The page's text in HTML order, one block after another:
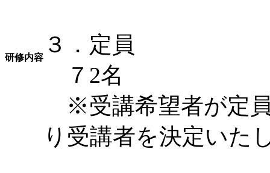
研修内容
３．定員
７2名
※受講希望者が定
り受講者を決定いた